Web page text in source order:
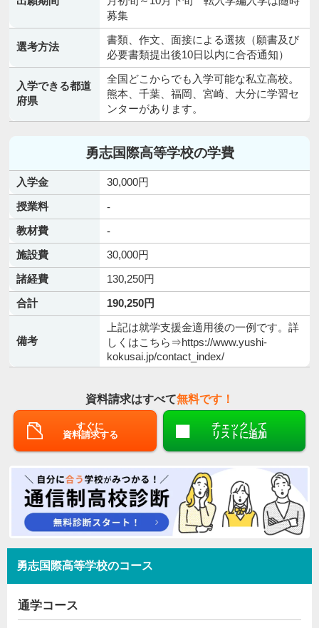
募集
選考方法
書類、作文、面接による選抜（願書及び
必要書類提出後10日以内に合否通知）
入学できる都道
府県
全国どこからでも入学可能な私立高校。
熊本、千葉、福岡、宮崎、大分に学習セ
ンターがあります。
勇志国際高等学校の学費
入学金
30,000円
授業料
-
教材費
-
施設費
30,000円
諸経費
130,250円
合計
190,250円
備考
上記は就学支援金適用後の一例です。詳
しくはこちら⇒https://www.yushi-
kokusai.jp/contact_index/
資料請求はすべて無料です！
すぐに
資料請求する
チェックして
リストに追加
勇志国際高等学校のコース
通学コース